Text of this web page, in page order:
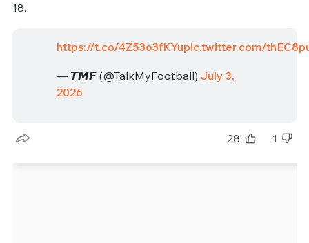
18.
https://t.co/4Z53o3fKYupic.twitter.com/
— 𝙏𝙈𝙁 (@TalkMyFootball) July 3,
2026
28 1